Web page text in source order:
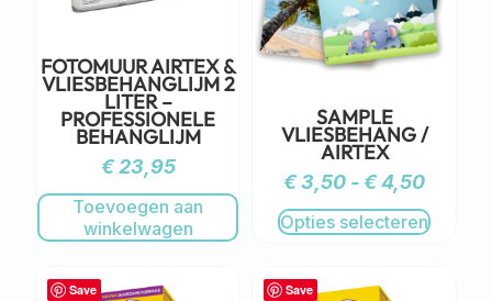
FOTOMUUR AIRTEX &
VLIESBEHANGLIJM 2
LITER –
PROFESSIONELE
BEHANGLIJM
€23,95
Toevoegen aan
winkelwagen
SAMPLE
VLIESBEHANG /
AIRTEX
€3,50 - €4,50
Opties selecteren
Save Save